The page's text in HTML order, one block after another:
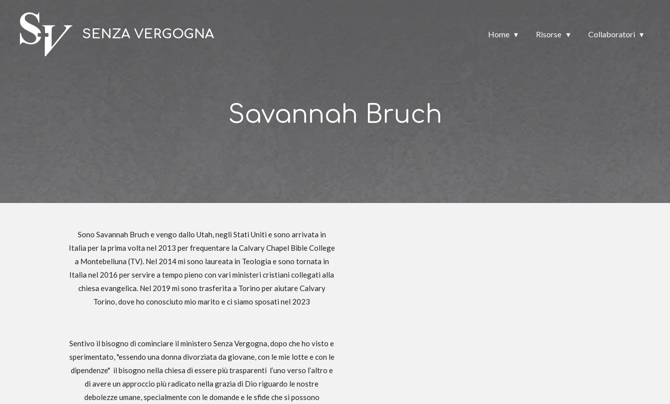
contenuto
SENZA VERGOGNA Home Risorse Collaboratori
Savannah Bruch
Sono Savannah Bruch e vengo dallo Utah, negli Stati Uniti e sono arrivata in
Italia per la prima volta nel 2013 per frequentare la Calvary Chapel Bible College
a Montebelluna (TV). Nel 2014 mi sono laureata in Teologia e sono tornata in
Italia nel 2016 per servire a tempo pieno con vari ministeri cristiani collegati alla
chiesa evangelica. Nel 2019 mi sono trasferita a Torino per aiutare Calvary
Torino, dove ho conosciuto mio marito e ci siamo sposati nel 2023
Sentivo il bisogno di cominciare il ministero Senza Vergogna, dopo che ho visto e
sperimentato, "essendo una donna divorziata da giovane, con le mie lotte e con le
dipendenze" il bisogno nella chiesa di essere più trasparenti l’uno verso l’altro e
di avere un approccio più radicato nella grazia di Dio riguardo le nostre
debolezze umane, specialmente con le domande e le sfide che si possono